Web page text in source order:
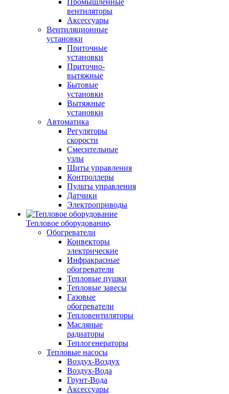
Промышленные
вентиляторы
Аксессуары
Вентиляционные
установки
Приточные
установки
Приточно-
вытяжные
Бытовые
установки
Вытяжные
установки
Автоматика
Регуляторы
скорости
Смесительные
узлы
Щиты управления
Контроллеры
Пульты управления
Датчики
Электроприводы
Тепловое оборудование
Обогреватели
Конвекторы
электрические
Инфракрасные
обогреватели
Тепловые пушки
Тепловые завесы
Газовые
обогреватели
Тепловентиляторы
Масляные
радиаторы
Теплогенераторы
Тепловые насосы
Воздух-Воздух
Воздух-Вода
Грунт-Вода
Аксессуары